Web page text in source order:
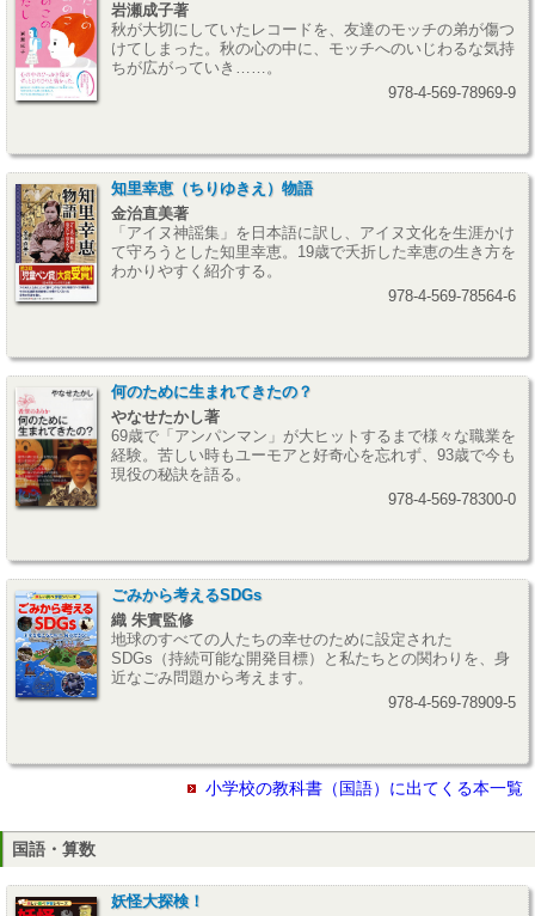
岩瀬成子著
秋が大切にしていたレコードを、友達のモッチの弟が傷つ
けてしまった。秋の心の中に、モッチへのいじわるな気持
ちが広がっていき……。
978-4-569-78969-9
知里幸恵（ちりゆきえ）物語
金治直美著
「アイヌ神謡集」を日本語に訳し、アイヌ文化を生涯かけ
て守ろうとした知里幸恵。19歳で夭折した幸恵の生き方を
わかりやすく紹介する。
978-4-569-78564-6
何のために生まれてきたの？
やなせたかし著
69歳で「アンパンマン」が大ヒットするまで様々な職業を
経験。苦しい時もユーモアと好奇心を忘れず、93歳で今も
現役の秘訣を語る。
978-4-569-78300-0
ごみから考えるSDGs
織 朱實監修
地球のすべての人たちの幸せのために設定された
SDGs（持続可能な開発目標）と私たちとの関わりを、身
近なごみ問題から考えます。
978-4-569-78909-5
小学校の教科書（国語）に出てくる本一覧
国語・算数
妖怪大探検！